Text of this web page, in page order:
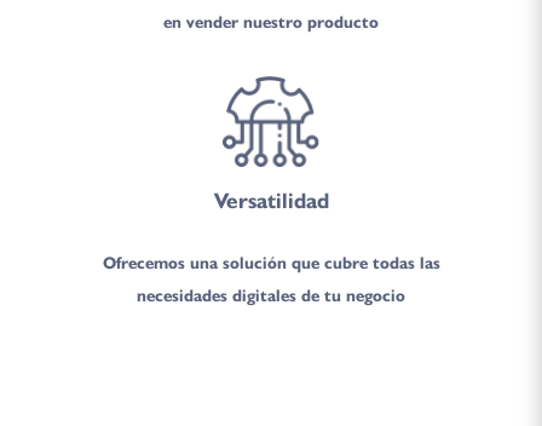
en vender nuestro producto
Versatilidad
Ofrecemos una solución que cubre todas las
necesidades digitales de tu negocio